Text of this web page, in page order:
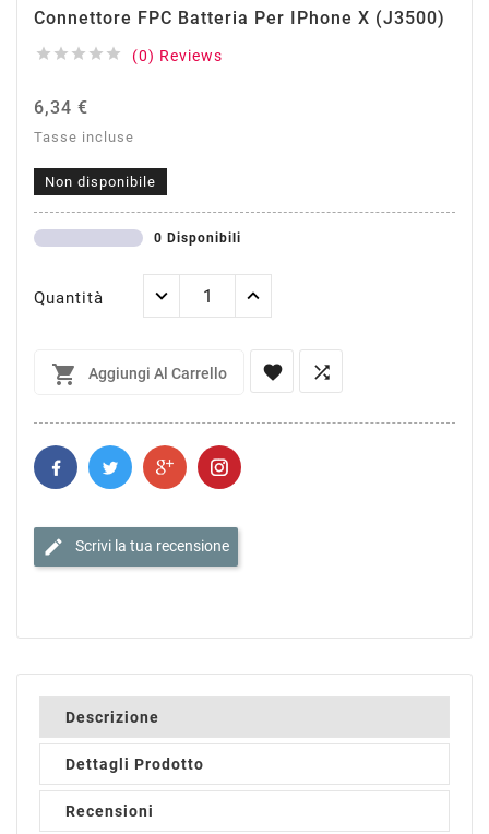
Connettore FPC Batteria Per IPhone X (J3500)
     (0) Reviews
6,34 €
Tasse incluse
Non disponibile
0 Disponibili
Quantità
 Aggiungi Al Carrello  
edit Scrivi la tua recensione
Descrizione
Dettagli Prodotto
Recensioni